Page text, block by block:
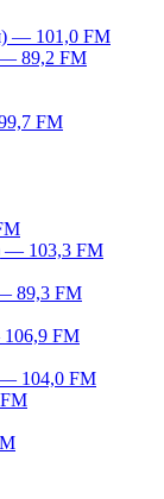
— 101,0 FM
— 89,2 FM
FM
— 103,3 FM
89,3 FM
FM
— 104,0 FM